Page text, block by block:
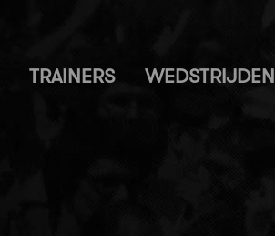
TRAINERS WEDSTRIJDEN